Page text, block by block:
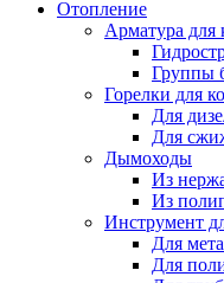
Отопление
Арматура для
Группы
Горелки для
Для
Для
Дымоходы
Из
Из
Инструмент
Для
Для